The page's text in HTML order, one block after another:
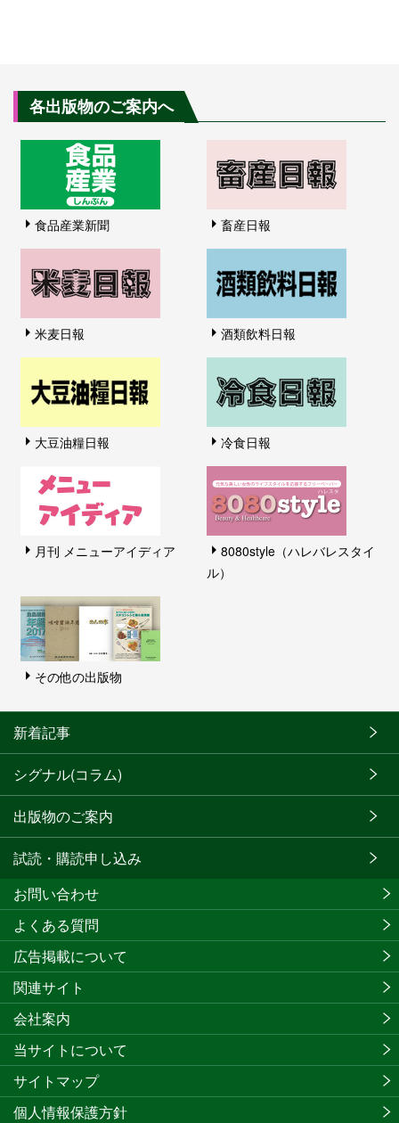
各出版物のご案内へ
食品産業新聞 畜産日報
米麦日報 酒類飲料日報
大豆油糧日報 冷食日報
月刊 メニューアイディア
8080style（ハレバレスタイ
ル）
その他の出版物
新着記事
シグナル(コラム)
出版物のご案内
試読・購読申し込み
お問い合わせ
よくある質問
広告掲載について
関連サイト
会社案内
当サイトについて
サイトマップ
個人情報保護方針